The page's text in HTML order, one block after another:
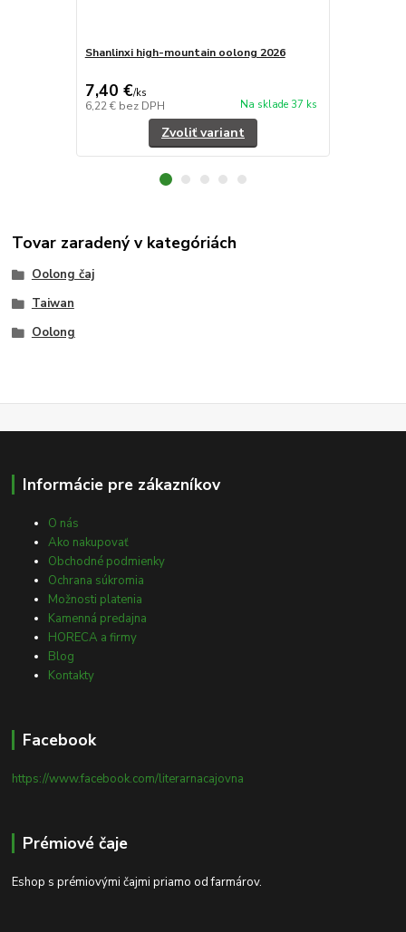
Shanlinxi high-mountain oolong 2026
7,40 €/ks
6,22 € bez DPH Na sklade 37 ks
Zvoliť variant
Tovar zaradený v kategóriách
Oolong čaj
Taiwan
Oolong
Informácie pre zákazníkov
O nás
Ako nakupovať
Obchodné podmienky
Ochrana súkromia
Možnosti platenia
Kamenná predajna
HORECA a firmy
Blog
Kontakty
Facebook
https://www.facebook.com/literarnacajovna
Prémiové čaje
Eshop s prémiovými čajmi priamo od farmárov.